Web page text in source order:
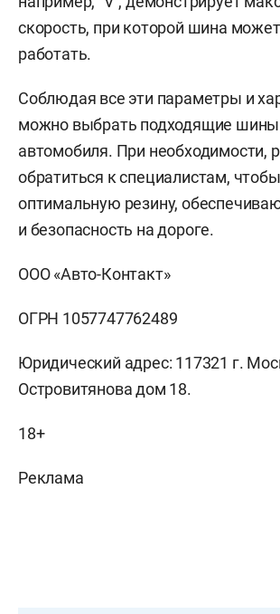
скорость, при которой шина
работать.
Соблюдая все эти параметры и
можно выбрать подходящие
автомобиля. При необходимости,
обратиться к специалистам,
оптимальную резину,
и безопасность на дороге.
ООО «Авто-Контакт»
ОГРН 1057747762489
Юридический адрес: 117321 г.
Островитянова дом 18.
18+
Реклама